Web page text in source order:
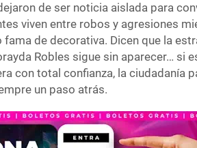
de ser noticia aislada para
viven entre robos y agresiones
de decorativa. Dicen que la
Robles sigue sin aparecer… si
con total confianza, la ciudadanía
un paso atrás.